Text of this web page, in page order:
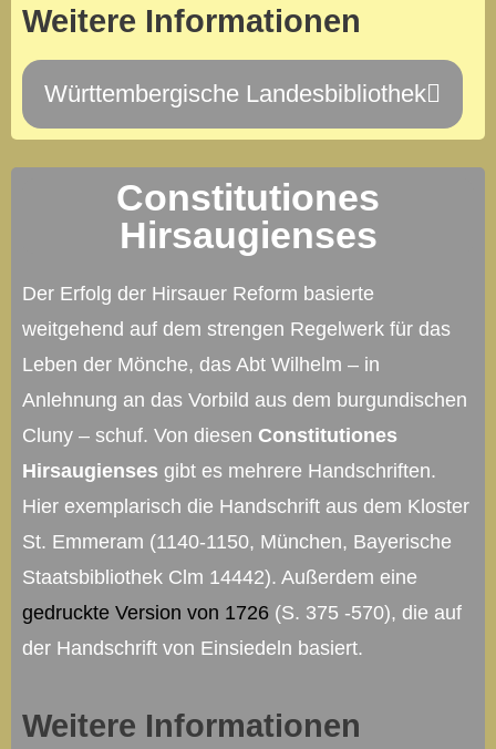
Weitere Informationen
Württembergische Landesbibliothek
Constitutiones
Hirsaugienses
Der Erfolg der Hirsauer Reform basierte
weitgehend auf dem strengen Regelwerk für das
Leben der Mönche, das Abt Wilhelm – in
Anlehnung an das Vorbild aus dem burgundischen
Cluny – schuf. Von diesen Constitutiones
Hirsaugienses gibt es mehrere Handschriften.
Hier exemplarisch die Handschrift aus dem Kloster
St. Emmeram (1140-1150, München, Bayerische
Staatsbibliothek Clm 14442). Außerdem eine
gedruckte Version von 1726 (S. 375 -570), die auf
der Handschrift von Einsiedeln basiert.
Weitere Informationen